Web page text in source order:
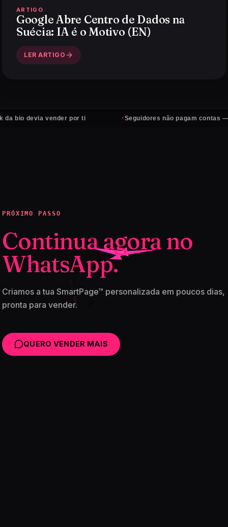
ARTIGO
Google Abre Centro de Dados na
Suécia: IA é o Motivo (EN)
LER ARTIGO
vender por ti Seguidores não pagam contas —
PRÓXIMO PASSO
Continua agora no
WhatsApp.
Criamos a tua SmartPage™ personalizada em poucos dias,
pronta para vender.
QUERO VENDER MAIS